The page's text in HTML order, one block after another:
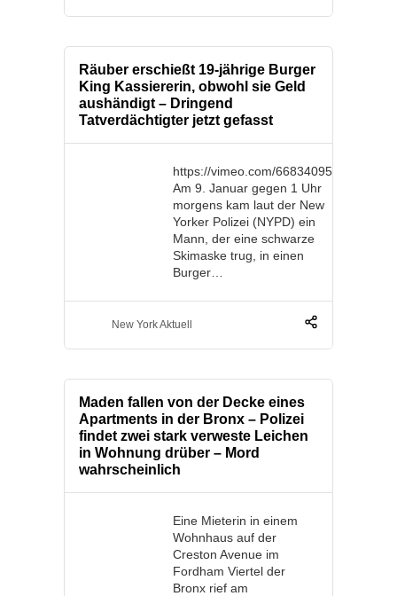
Räuber erschießt 19-jährige Burger
King Kassiererin, obwohl sie Geld
aushändigt – Dringend
Tatverdächtigter jetzt gefasst
https://vimeo.com/668340952
Am 9. Januar gegen 1 Uhr
morgens kam laut der New
Yorker Polizei (NYPD) ein
Mann, der eine schwarze
Skimaske trug, in einen
Burger…
New York Aktuell
Maden fallen von der Decke eines
Apartments in der Bronx – Polizei
findet zwei stark verweste Leichen
in Wohnung drüber – Mord
wahrscheinlich
Eine Mieterin in einem
Wohnhaus auf der
Creston Avenue im
Fordham Viertel der
Bronx rief am